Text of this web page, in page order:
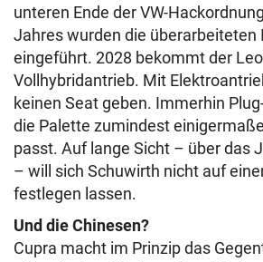
unteren Ende der VW-
Jahres wurden die überarbeiteten
eingeführt. 2028 bekommt der
Vollhybridantrieb. Mit
keinen Seat geben. Immerhin
die Palette zumindest
passt. Auf lange Sicht – über das
– will sich Schuwirth nicht auf
festlegen lassen.
Und die Chinesen?
Cupra macht im Prinzip das